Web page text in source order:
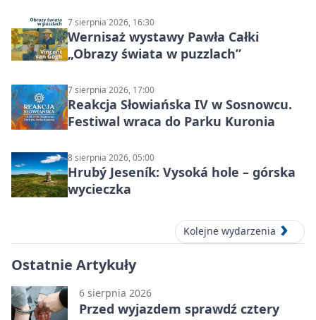
7 sierpnia 2026, 16:30
Wernisaż wystawy Pawła Całki
„Obrazy świata w puzzlach”
7 sierpnia 2026, 17:00
Reakcja Słowiańska IV w Sosnowcu.
Festiwal wraca do Parku Kuronia
8 sierpnia 2026, 05:00
Hrubý Jeseník: Vysoká hole – górska
wycieczka
Kolejne wydarzenia
Ostatnie Artykuły
6 sierpnia 2026
Przed wyjazdem sprawdź cztery